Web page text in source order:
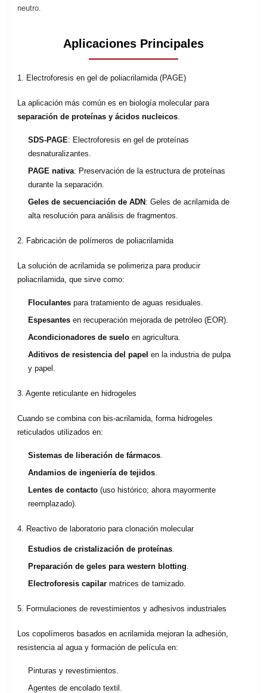
neutro.
Aplicaciones Principales
1. Electroforesis en gel de poliacrilamida (PAGE)
La aplicación más común es en biología molecular para
separación de proteínas y ácidos nucleicos.
SDS-PAGE: Electroforesis en gel de proteínas
desnaturalizantes.
PAGE nativa: Preservación de la estructura de proteínas
durante la separación.
Geles de secuenciación de ADN : Geles de acrilamida de
alta resolución para análisis de fragmentos.
2. Fabricación de polímeros de poliacrilamida
La solución de acrilamida se polimeriza para producir
poliacrilamida, que sirve como:
Floculantespara tratamiento de aguas residuales.
Espesantesen recuperación mejorada de petróleo (EOR).
Acondicionadores de sueloen agricultura.
Aditivos de resistencia del papel en la industria de pulpa
y papel.
3. Agente reticulante en hidrogeles
Cuando se combina con bis-acrilamida, forma hidrogeles
reticulados utilizados en:
Sistemas de liberación de fármacos.
Andamios de ingeniería de tejidos.
Lentes de contacto(uso histórico; ahora mayormente
reemplazado).
4. Reactivo de laboratorio para clonación molecular
Estudios de cristalización de proteínas.
Preparación de geles para western blotting.
Electroforesis capilarmatrices de tamizado.
5. Formulaciones de revestimientos y adhesivos industriales
Los copolímeros basados en acrilamida mejoran la adhesión,
resistencia al agua y formación de película en:
Pinturas y revestimientos.
Agentes de encolado textil.